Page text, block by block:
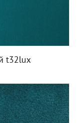
t32lux